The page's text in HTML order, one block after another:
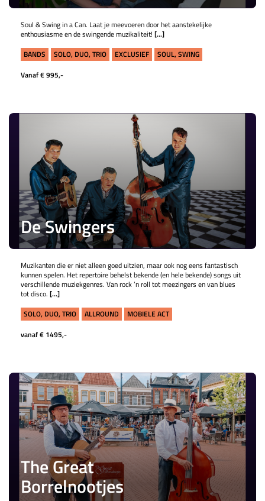
Soul & Swing in a Can. Laat je meevoeren door het aanstekelijke
enthousiasme en de swingende muzikaliteit! [...]
BANDS
SOLO, DUO, TRIO EXCLUSIEF
SOUL, SWING
Vanaf € 995,-
De Swingers
Muzikanten die er niet alleen goed uitzien, maar ook nog eens fantastisch
kunnen spelen. Het repertoire behelst bekende (en hele bekende) songs uit
verschillende muziekgenres. Van rock ’n roll tot meezingers en van blues
tot disco. [...]
SOLO, DUO, TRIO
ALLROUND
MOBIELE ACT
vanaf € 1495,-
The Great
Borrelnootjes